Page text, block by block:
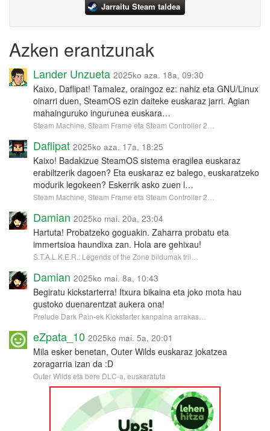
Jarraitu Steam taldea
Azken erantzunak
Lander Unzueta 2025ko aza. 18a, 09:30
Kaixo, Daflipat! Tamalez, oraingoz ez: nahiz eta GNU/Linux
oinarri duen, SteamOS ezin daiteke euskaraz jarri. Agian
mahainguruko ingurunea euskara…
Steam Machine, Steam Frame eta Steam Controller 2…
Daflipat 2025ko aza. 17a, 18:25
Kaixo! Badakizue SteamOS sistema eragilea euskaraz
erabiltzerik dagoen? Eta euskaraz ez balego, euskaratzeko
modurik legokeen? Eskerrik asko zuen l…
Steam Machine, Steam Frame eta Steam Controller 2…
Damian 2025ko mai. 20a, 23:04
Hartuta! Probatzeko goguakin. Zaharra probatu eta
immertsioa haundixa zan. Hola are gehixau!
S.T.A.L.K.E.R.: Legends of the Zone bildumak tril…
Damian 2025ko mai. 8a, 10:43
Begiratu kickstarterra! Itxura bikaina eta joko mota hau
gustoko duenarentzat aukera ona!
Prelude Dark Pain-ek Kickstarter kanpaina arrakas…
eZpata_10 2025ko mai. 5a, 20:01
Mila esker benetan, Outer Wilds euskaraz jokatzea
zoragarria izan da :D
Outer Wilds eta bere DLC-a, euskaratuta